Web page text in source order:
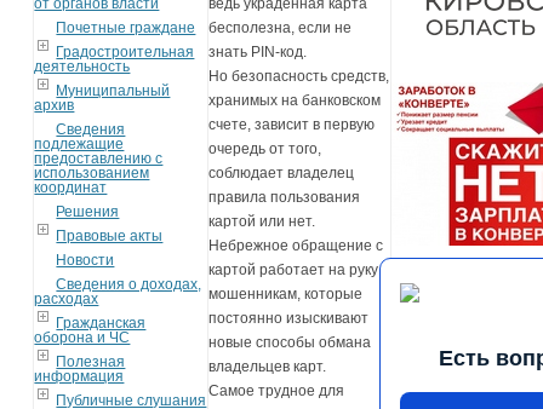
Почетные граждане
Градостроительная
деятельность
Муниципальный
архив
Сведения
подлежащие
предоставлению с
использованием
координат
Решения
Правовые акты
Новости
Сведения о доходах,
расходах
Гражданская
оборона и ЧС
Полезная
информация
Публичные слушания
ведь украденная карта
бесполезна, если не
знать PIN-код.
Но безопасность средств,
хранимых на банковском
счете, зависит в первую
очередь от того,
соблюдает владелец
правила пользования
картой или нет.
Небрежное обращение с
картой работает на руку
мошенникам, которые
постоянно изыскивают
новые способы обмана
владельцев карт.
Самое трудное для
Есть